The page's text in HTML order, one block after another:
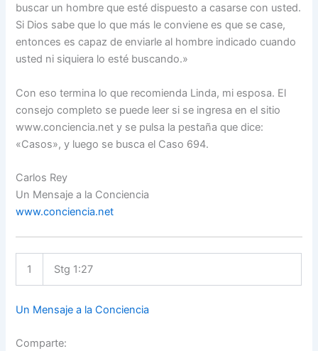
buscar un hombre que esté dispuesto a casarse con usted.
Si Dios sabe que lo que más le conviene es que se case,
entonces es capaz de enviarle al hombre indicado cuando
usted ni siquiera lo esté buscando.»
Con eso termina lo que recomienda Linda, mi esposa. El
consejo completo se puede leer si se ingresa en el sitio
www.conciencia.net y se pulsa la pestaña que dice:
«Casos», y luego se busca el Caso 694.
Carlos Rey
Un Mensaje a la Conciencia
www.conciencia.net
1 Stg 1:27
Un Mensaje a la Conciencia
Comparte: